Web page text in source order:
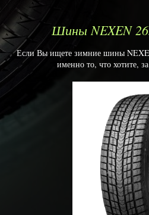
Шины NEXEN
Если Вы ищете зимние шины
именно то, что хотите,